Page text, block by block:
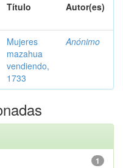
Título Autor(es)
Mujeres
mazahua
vendiendo,
1733
Anónimo
1